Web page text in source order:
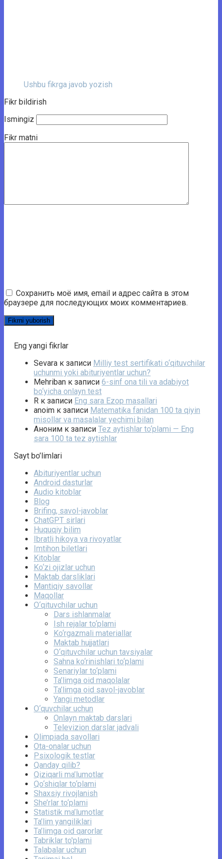
Ushbu fikrga javob yozish
Fikr bildirish
Ismingiz
Fikr matni
Сохранить моё имя, email и адрес сайта в этом
браузере для последующих моих комментариев.
Eng yangi fikrlar
Sevara к записи Milliy test sertifikati o‘qituvchilar
uchunmi yoki abituriyentlar uchun?
Mehriban к записи 6-sinf ona tili va adabiyot
bo‘yicha onlayn test
R к записи Eng sara Ezop masallari
anoim к записи Matematika fanidan 100 ta qiyin
misollar va masalalar yechimi bilan
Аноним к записи Tez aytishlar to‘plami — Eng
sara 100 ta tez aytishlar
Sayt bo’limlari
Abituriyentlar uchun
Android dasturlar
Audio kitoblar
Blog
Brifing, savol-javoblar
ChatGPT sirlari
Huquqiy bilim
Ibratli hikoya va rivoyatlar
Imtihon biletlari
Kitoblar
Ko‘zi ojizlar uchun
Maktab darsliklari
Mantiqiy savollar
Maqollar
O‘qituvchilar uchun
Dars ishlanmalar
Ish rejalar to‘plami
Ko‘rgazmali materiallar
Maktab hujjatlari
O‘qituvchilar uchun tavsiyalar
Sahna ko‘rinishlari to‘plami
Senariylar to‘plami
Ta’limga oid maqolalar
Ta’limga oid savol-javoblar
Yangi metodlar
O‘quvchilar uchun
Onlayn maktab darslari
Televizion darslar jadvali
Olimpiada savollari
Ota-onalar uchun
Psixologik testlar
Qanday qilib?
Qiziqarli ma’lumotlar
Qo‘shiqlar to‘plami
Shaxsiy rivojlanish
She’rlar to‘plami
Statistik ma’lumotlar
Ta’lim yangiliklari
Ta’limga oid qarorlar
Tabriklar to'plami
Talabalar uchun